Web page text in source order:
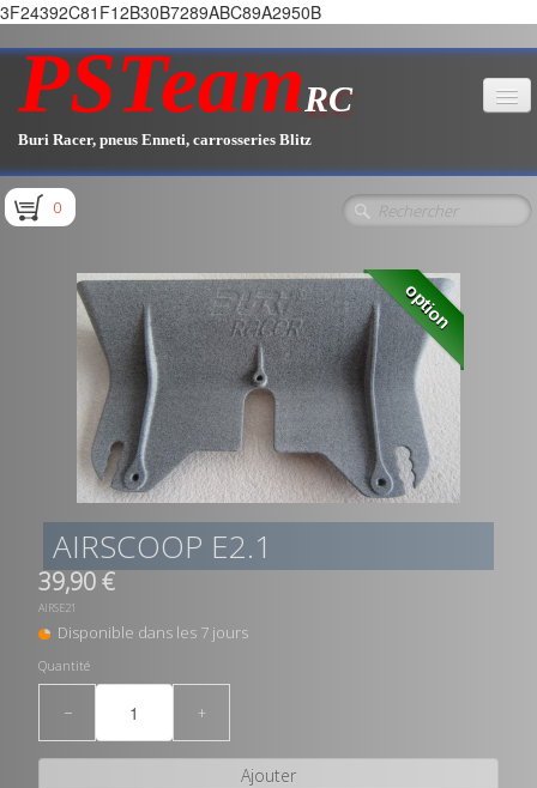
3F24392C81F12B30B7289ABC89A2950B
PSTeamRC
Buri Racer, pneus Enneti, carrosseries Blitz
Accueil
Pièces E1.1 / E1.2
Pièces E1.3
Pièces E2.1
0
option
AIRSCOOP E2.1
39,90 €
AIRSE21
Disponible dans les 7 jours
Quantité
− +
Ajouter